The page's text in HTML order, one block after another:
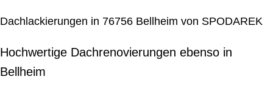
Dachlackierungen in 76756 Bellheim von SPODAREK
Hochwertige Dachrenovierungen ebenso in
Bellheim